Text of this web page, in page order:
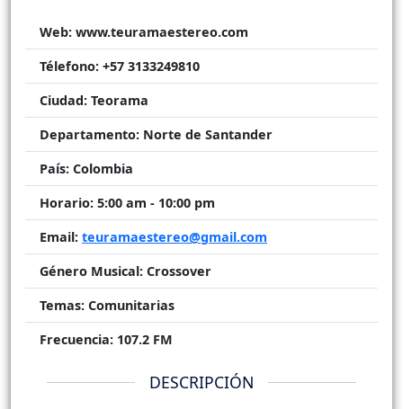
Web: www.teuramaestereo.com
Télefono: +57 3133249810
Ciudad: Teorama
Departamento: Norte de Santander
País: Colombia
Horario: 5:00 am - 10:00 pm
Email: teuramaestereo@gmail.com
Género Musical: Crossover
Temas: Comunitarias
Frecuencia: 107.2 FM
DESCRIPCIÓN